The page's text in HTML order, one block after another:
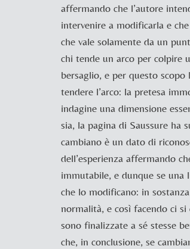
affermando che l’autore
intervenire a modificarla e
che vale solamente da un
chi tende un arco per colpire
bersaglio, e per questo
tendere l’arco: la pretesa
indagine una dimensione
sia, la pagina di Saussure ha
cambiano è un dato di
dell’esperienza affermando
immutabile, e dunque se una
che lo modificano: in
normalità, e così facendo ci
sono finalizzate a sé stesse
che, in conclusione, se